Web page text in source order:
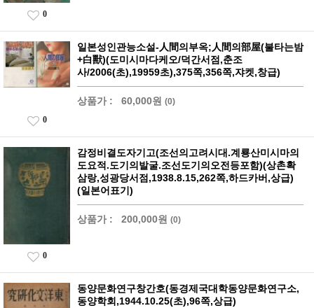
0
일본성인관능소설-人間의부옥;人間의部屋(불타는밤
+白獸)(도미시마다케오/덕간서점,춘조
사/2006(초),19959초),375쪽,356쪽,쟈켓,창급)
상품가 : 60,000원 (0)
0
감정비결도자기고(조선의고려시대.계룡산미시마의
도요적.도기의발굴.조선도기의오전등포함)(상촌확
삼랑,성광당서점,1938.8.15,262쪽,하드카버,상급)
(일본어표기)
상품가 : 200,000원 (0)
0
동양문화연구창간호(동경제국대학동양문화연구소,
동양학회,1944.10.25(초),96쪽,상급)